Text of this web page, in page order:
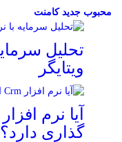
محبوب جدیدکامنت
ویتایگر
گذاری دارد؟